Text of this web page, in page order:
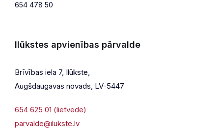
654 478 50
Ilūkstes apvienības pārvalde
Brīvības iela 7, Ilūkste,
Augšdaugavas novads, LV-5447
654 625 01 (lietvede)
parvalde@ilukste.lv